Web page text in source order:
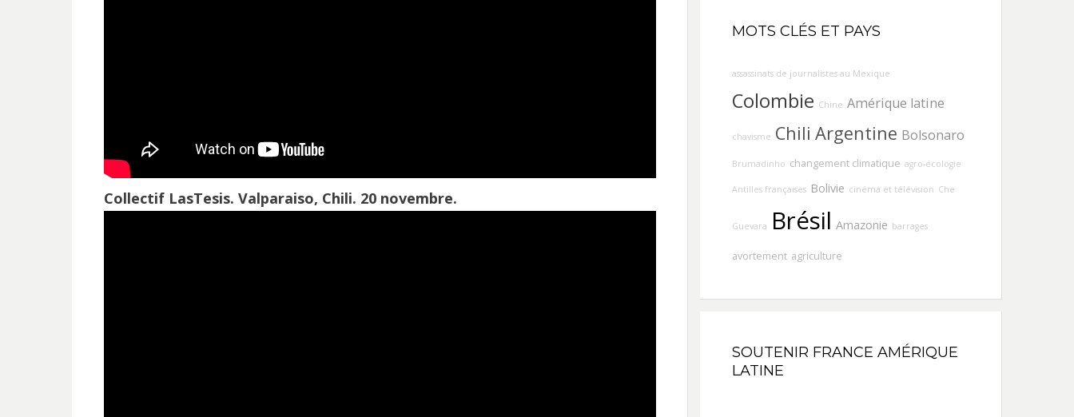
Collectif LasTesis. Valparaiso, Chili. 20 novembre.
MOTS CLÉS ET PAYS
assassinats de journalistes au Mexique
Colombie Chine Amérique latine
chavisme Chili Argentine Bolsonaro
Brumadinho changement climatique agro-écologie
Antilles françaises Bolivie cinéma et télévision Che
Guevara Brésil Amazonie barrages
avortement agriculture
SOUTENIR FRANCE AMÉRIQUE
LATINE